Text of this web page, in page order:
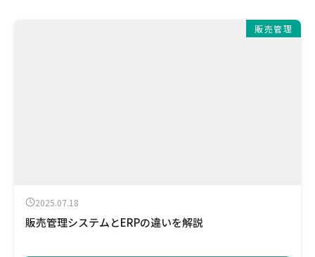
販売管理
2025.07.18
販売管理システムとERPの違いを解説